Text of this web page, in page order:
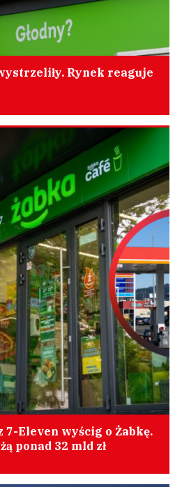
Rynek reaguje
Eleven wyścig o Żabkę.
ponad 32 mld zł